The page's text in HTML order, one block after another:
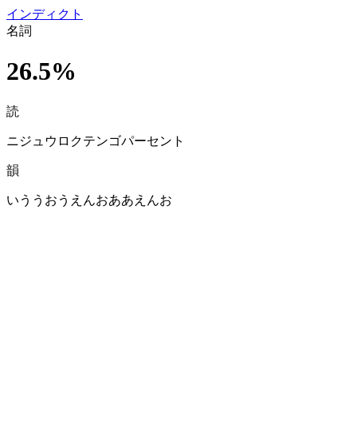
インディクト
名詞
26.5%
読
ニジュウロクテンゴパーセント
韻
いううおうえんおああえんお